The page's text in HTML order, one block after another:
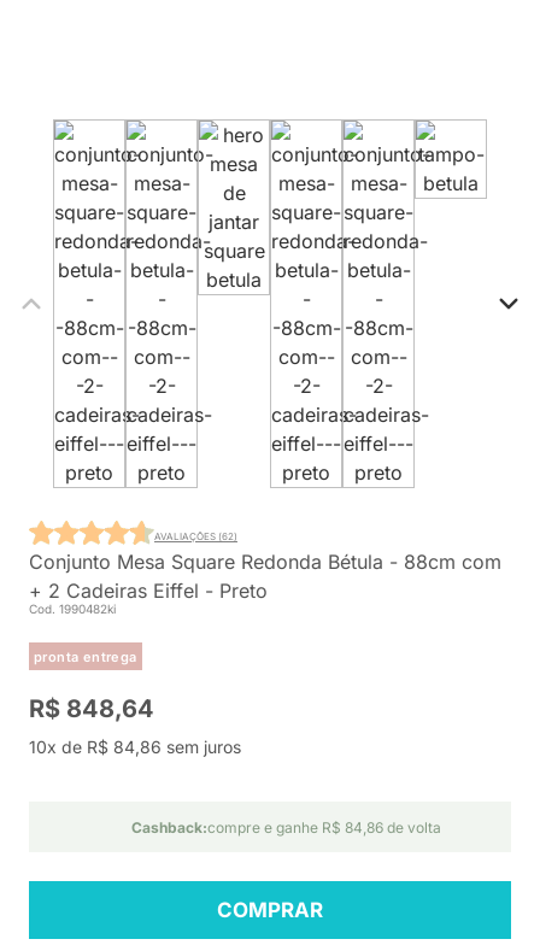
Conjunto Mesa Square Redonda Bétula - 88cm com
+ 2 Cadeiras Eiffel - Preto
Cod. 1990482ki
pronta entrega
AVALIAÇÕES (62)
R$ 848,64
10x de R$ 84,86 sem juros
Cashback:compre e ganhe R$ 84,86 de volta
COMPRAR